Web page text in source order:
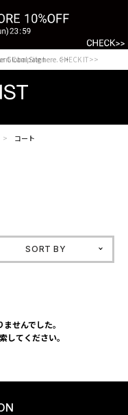
Global Site here. >>
Campaign CHECK IT>>
コート
SORT BY
せんでした。
してください。